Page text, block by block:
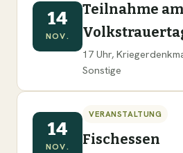
14
NOV.
Teilnahme am
17 Uhr,
Sonstige
14
NOV.
VERANSTALTUNG
Fischessen